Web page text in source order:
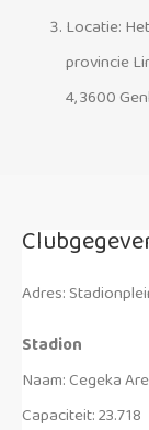
Locatie:
provincie
4, 3600
Adres:
Stadion
Naam: Cegeka
Capaciteit: 23.718